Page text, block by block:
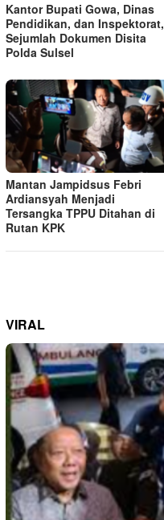
Kantor Bupati Gowa, Dinas
Pendidikan, dan Inspektorat,
Sejumlah Dokumen Disita
Polda Sulsel
Mantan Jampidsus Febri
Ardiansyah Menjadi
Tersangka TPPU Ditahan di
Rutan KPK
VIRAL